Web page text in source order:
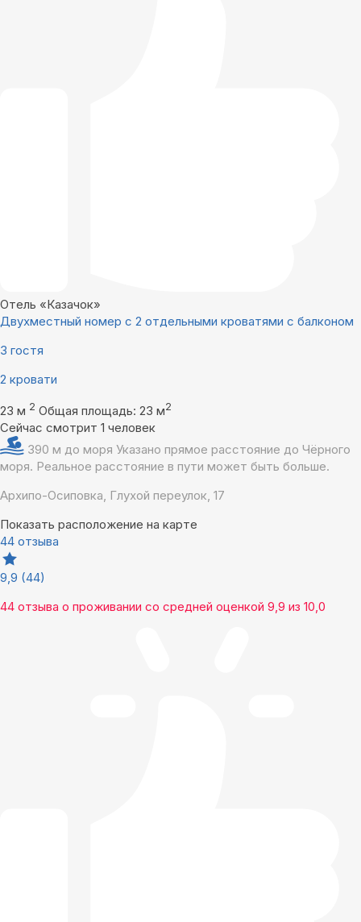
Отель «Казачок»
Двухместный номер с 2 отдельными кроватями с балконом
3 гостя
2 кровати
23 м 2 Общая площадь: 23 м2
Сейчас смотрит 1 человек
390 м до моря Указано прямое расстояние до Чёрного
моря. Реальное расстояние в пути может быть больше.
Архипо-Осиповка, Глухой переулок, 17
Показать расположение на карте
44 отзыва
9,9 (44)
44 отзыва о проживании со средней оценкой 9,9 из 10,0